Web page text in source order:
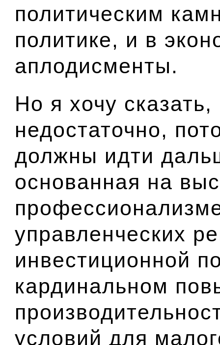
политическим
политике, и в
аплодисменты.
Но я хочу сказать,
недостаточно,
должны идти
основанная на
управленческих
инвестиционной
кардинальном
условий для